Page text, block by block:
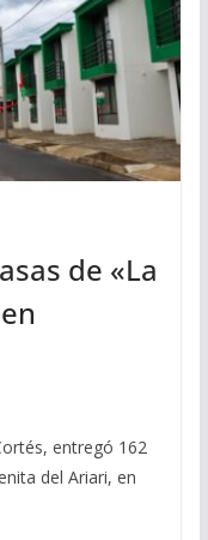
de «La
entregó 162
del Ariari, en